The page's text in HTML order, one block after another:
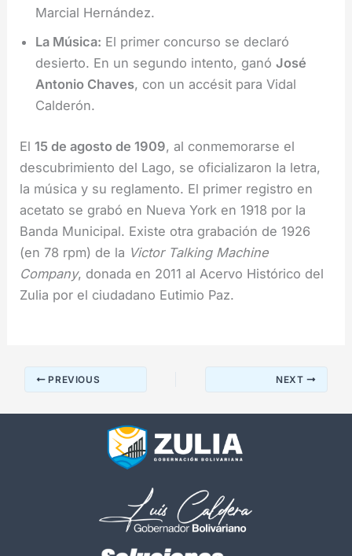
Marcial Hernández.
La Música: El primer concurso se declaró
desierto. En un segundo intento, ganóJosé
Antonio Chaves, con un accésit para Vidal
Calderón.
El15 de agosto de 1909, al conmemorarse el
descubrimiento del Lago, se oficializaron la letra,
la música y su reglamento. El primer registro en
acetato se grabó en Nueva York en 1918 por la
Banda Municipal. Existe otra grabación de 1926
(en 78 rpm) de la Victor Talking Machine
Company, donada en 2011 al Acervo Histórico del
Zulia por el ciudadano Eutimio Paz.
PREVIOUS NEXT